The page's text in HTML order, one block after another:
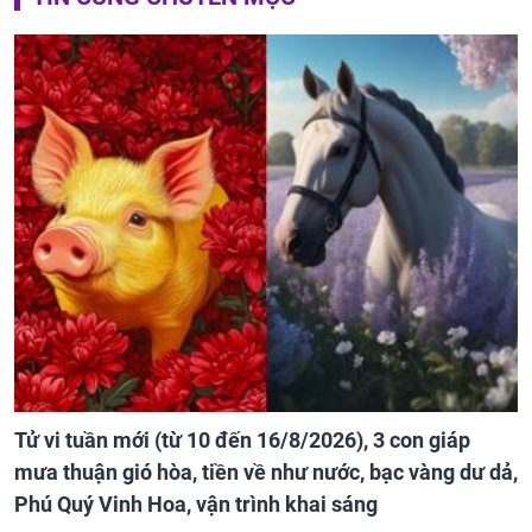
Tử vi tuần mới (từ 10 đến 16/8/2026), 3 con giáp
mưa thuận gió hòa, tiền về như nước, bạc vàng dư dả,
Phú Quý Vinh Hoa, vận trình khai sáng